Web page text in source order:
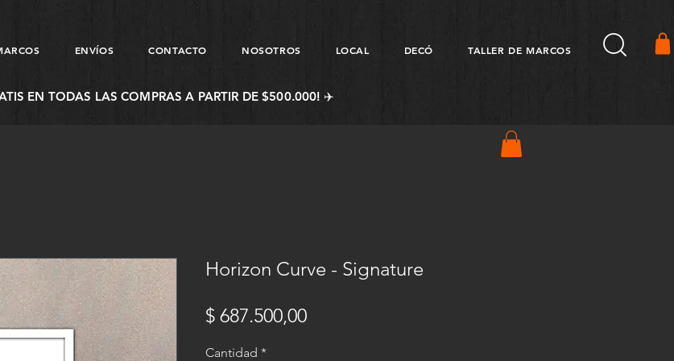
ENVÍOS CONTACTO NOSOTROS LOCAL DECÓ TALLER DE MARCOS
EN TODAS LAS COMPRAS A PARTIR DE $500.000! ✈️
Horizon Curve - Signature
$ 687.500,00Precio
Cantidad *